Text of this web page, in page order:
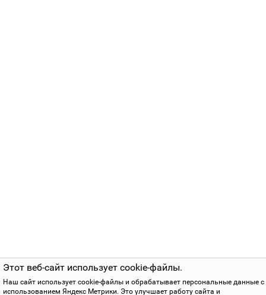
Этот веб-сайт использует cookie-файлы.
Наш сайт использует cookie-файлы и обрабатывает персональные данные с
использованием Яндекс Метрики. Это улучшает работу сайта и